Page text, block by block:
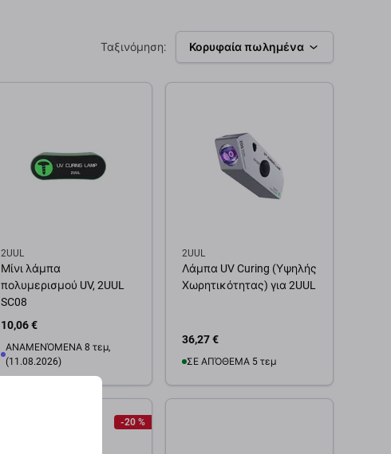
Ταξινόμηση: Κορυφαία πωλημένα
2UUL
Μίνι λάμπα
πολυμερισμού UV, 2UUL
SC08
10,06 €
ΑΝΑΜΕΝΌΜΕΝΑ 8 τεμ,
(11.08.2026)
Προσθήκη στο καλάθι
2UUL
Λάμπα UV Curing (Υψηλής
Χωρητικότητας) για 2UUL
36,27 €
ΣΕ ΑΠΌΘΕΜΑ 5 τεμ
-20 %